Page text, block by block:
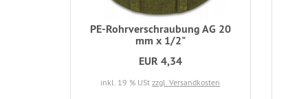
PE-Rohrverschraubung AG 20
mm x 1/2"
EUR 4,34
inkl. 19 % UStzzgl. Versandkosten